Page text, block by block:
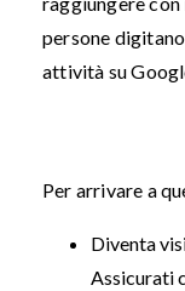
persone
attività su
Per arrivare a
Diventa
Assicurati